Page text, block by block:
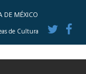
DE MÉXICO
de Cultura